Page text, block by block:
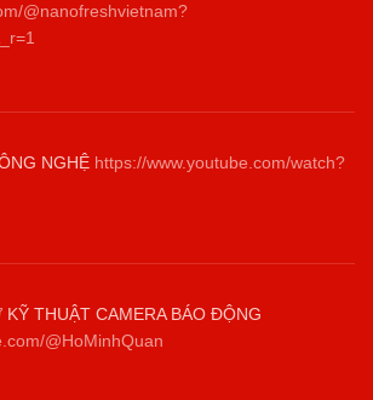
@nanofreshvietnam?
NGHỆ https://www.youtube.com/watch?
THUẬT CAMERA BÁO ĐỘNG
@HoMinhQuan